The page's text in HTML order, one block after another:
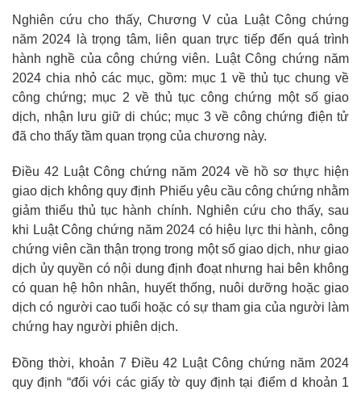
Nghiên cứu cho thấy, Chương V của Luật Công chứng
năm 2024 là trọng tâm, liên quan trực tiếp đến quá trình
hành nghề của công chứng viên. Luật Công chứng năm
2024 chia nhỏ các mục, gồm: mục 1 về thủ tục chung về
công chứng; mục 2 về thủ tục công chứng một số giao
dịch, nhận lưu giữ di chúc; mục 3 về công chứng điện tử
đã cho thấy tầm quan trọng của chương này.
Điều 42 Luật Công chứng năm 2024 về hồ sơ thực hiện
giao dịch không quy định Phiếu yêu cầu công chứng nhằm
giảm thiểu thủ tục hành chính. Nghiên cứu cho thấy, sau
khi Luật Công chứng năm 2024 có hiệu lực thi hành, công
chứng viên cần thận trọng trong một số giao dịch, như giao
dịch ủy quyền có nội dung định đoạt nhưng hai bên không
có quan hệ hôn nhân, huyết thống, nuôi dưỡng hoặc giao
dịch có người cao tuổi hoặc có sự tham gia của người làm
chứng hay người phiên dịch.
Đồng thời, khoản 7 Điều 42 Luật Công chứng năm 2024
quy định “đối với các giấy tờ quy định tại điểm d khoản 1